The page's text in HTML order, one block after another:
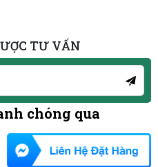
TƯ VẤN
chóng qua